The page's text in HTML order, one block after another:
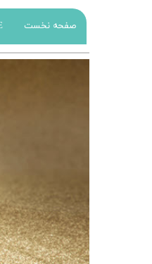
صفحه نخست
چنجر ALPINE
ساب ووفر ALPINE